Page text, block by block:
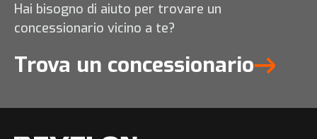
Hai bisogno di aiuto per trovare un
concessionario vicino a te?
Trova un concessionario